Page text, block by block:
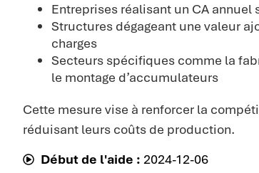
Entreprises réalisant un CA annuel
Structures dégageant une valeur
charges
Secteurs spécifiques comme la
le montage d’accumulateurs
Cette mesure vise à renforcer la
réduisant leurs coûts de production.
Début de l'aide : 2024-12-06